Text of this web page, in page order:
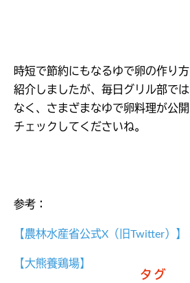
時短で節約にもなるゆで卵の作り
紹介しましたが、毎日グリル部で
なく、さまざまなゆで卵料理が公
チェックしてくださいね。
参考：
【農林水産省公式X（旧Twitter）】
【大熊養鶏場】
タグ